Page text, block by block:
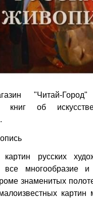
"Читай-Город"
книг об
русских
все многообразие и
знаменитых
картин